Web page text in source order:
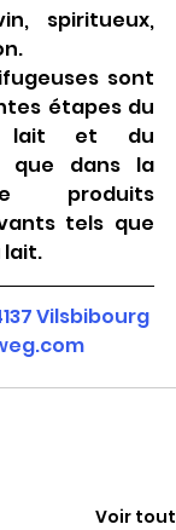
spiritueux,
sont
étapes du
lait et du
que dans la
produits
tels que
lait.
Vilsbibourg
Voir tout